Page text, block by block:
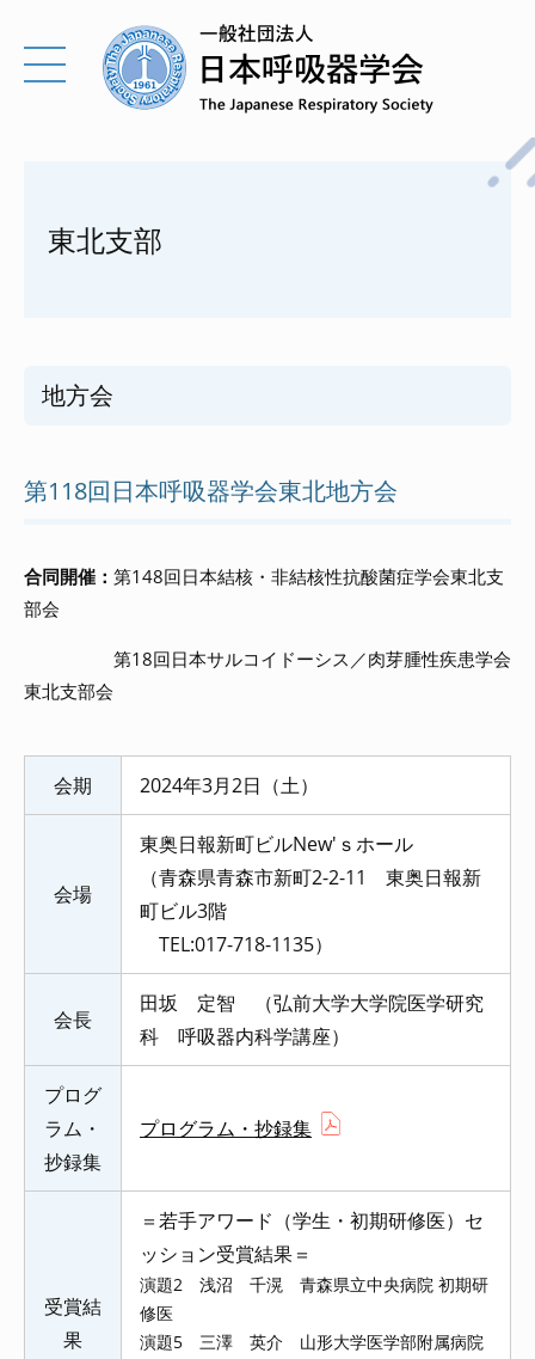
東北支部
地方会
第118回日本呼吸器学会東北地方会
合同開催： 第148回日本結核・非結核性抗酸菌症学会東北支
部会
第18回日本サルコイドーシス／肉芽腫性疾患学会
東北支部会
会期 2024年3月2日（土）
会場
東奥日報新町ビルNew'ｓホール
（青森県青森市新町2-2-11 東奥日報新
町ビル3階
TEL:017-718-1135）
会長
田坂 定智 （弘前大学大学院医学研究
科 呼吸器内科学講座）
プログ
ラム・
抄録集
プログラム・抄録集
受賞結
果
＝若手アワード（学生・初期研修医）セ
ッション受賞結果＝
演題2 浅沼 千滉 青森県立中央病院 初期研
修医
演題5 三澤 英介 山形大学医学部附属病院